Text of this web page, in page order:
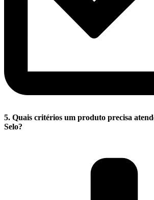
5. Quais critérios um produto precisa
Selo?